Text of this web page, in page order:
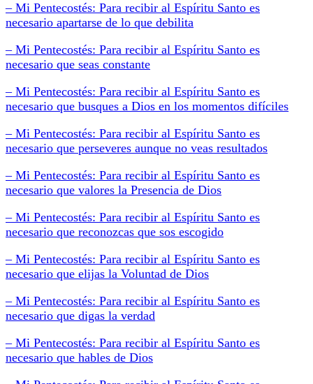
– Mi Pentecostés: Para recibir al Espíritu Santo es
necesario apartarse de lo que debilita
– Mi Pentecostés: Para recibir al Espíritu Santo es
necesario que seas constante
– Mi Pentecostés: Para recibir al Espíritu Santo es
necesario que busques a Dios en los momentos difíciles
– Mi Pentecostés: Para recibir al Espíritu Santo es
necesario que perseveres aunque no veas resultados
– Mi Pentecostés: Para recibir al Espíritu Santo es
necesario que valores la Presencia de Dios
– Mi Pentecostés: Para recibir al Espíritu Santo es
necesario que reconozcas que sos escogido
– Mi Pentecostés: Para recibir al Espíritu Santo es
necesario que elijas la Voluntad de Dios
– Mi Pentecostés: Para recibir al Espíritu Santo es
necesario que digas la verdad
– Mi Pentecostés: Para recibir al Espíritu Santo es
necesario que hables de Dios